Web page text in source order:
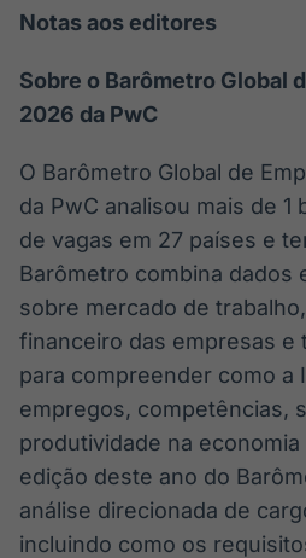
Notas aos editores
Sobre o Barômetro Global
2026 da PwC
O Barômetro Global de
da PwC analisou mais de 1
de vagas em 27 países e
Barômetro combina dados
sobre mercado de
financeiro das empresas e
para compreender como a
empregos, competências,
produtividade na
edição deste ano do
análise direcionada de
incluindo como os